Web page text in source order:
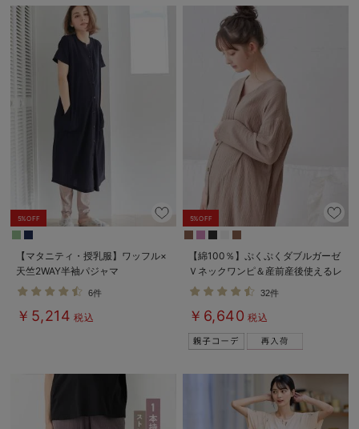
5%OFF
【マタニティ・授乳服】ワッフル×
天竺2WAY半袖パジャマ
6件
￥5,214 税込
5%OFF
【綿100％】ぷくぷくダブルガーゼ
Ｖネックワンピ＆産前産後使えるレ
ギンスパジャマ マタニティ・授乳
パジャマ【親子コーデ可】
32件
￥6,640 税込